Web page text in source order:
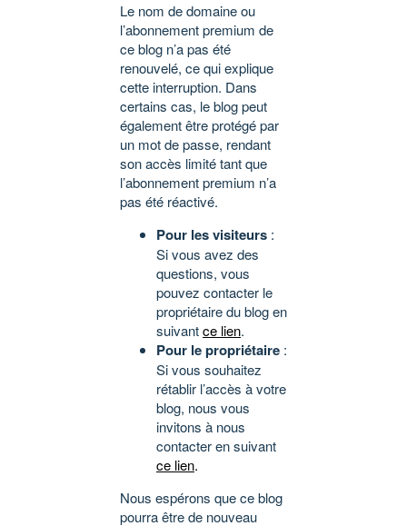
Le nom de domaine ou
l’abonnement premium de
ce blog n’a pas été
renouvelé, ce qui explique
cette interruption. Dans
certains cas, le blog peut
également être protégé par
un mot de passe, rendant
son accès limité tant que
l’abonnement premium n’a
pas été réactivé.
Pour les visiteurs :
Si vous avez des
questions, vous
pouvez contacter le
propriétaire du blog en
suivantce lien.
Pour le propriétaire :
Si vous souhaitez
rétablir l’accès à votre
blog, nous vous
invitons à nous
contacter en suivant
ce lien.
Nous espérons que ce blog
pourra être de nouveau